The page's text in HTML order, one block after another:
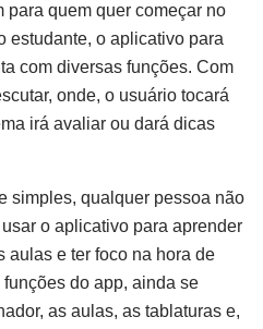
para quem quer começar no
estudante, o aplicativo para
com diversas funções. Com
onde, o usuário tocará
irá avaliar ou dará dicas
simples, qualquer pessoa não
o aplicativo para aprender
aulas e ter foco na hora de
do app, ainda se
as aulas, as tablaturas e,